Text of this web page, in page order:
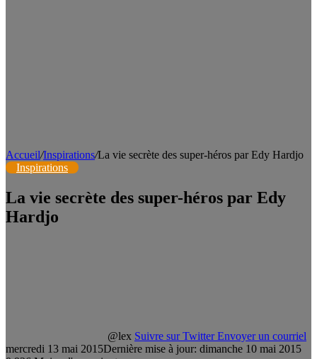
Accueil/Inspirations/La vie secrète des super-héros par Edy Hardjo
Inspirations
La vie secrète des super-héros par Edy
Hardjo
@lex Suivre sur Twitter Envoyer un courriel
mercredi 13 mai 2015Dernière mise à jour: dimanche 10 mai 2015